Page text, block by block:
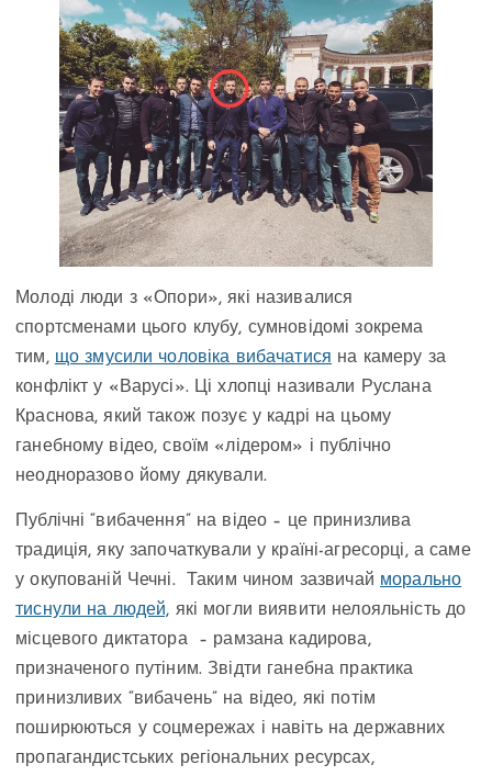
Молоді люди з «Опори», які називалися
спортсменами цього клубу, сумновідомі зокрема
тим, що змусили чоловіка вибачатися на камеру за
конфлікт у «Варусі». Ці хлопці називали Руслана
Краснова, який також позує у кадрі на цьому
ганебному відео, своїм «лідером» і публічно
неодноразово йому дякували.
Публічні “вибачення” на відео – це принизлива
традиція, яку започаткували у країні-агресорці, а саме
у окупованій Чечні. Таким чином зазвичай морально
тиснули на людей, які могли виявити нелояльність до
місцевого диктатора – рамзана кадирова,
призначеного путіним. Звідти ганебна практика
принизливих “вибачень” на відео, які потім
поширюються у соцмережах і навіть на державних
пропагандистських регіональних ресурсах,